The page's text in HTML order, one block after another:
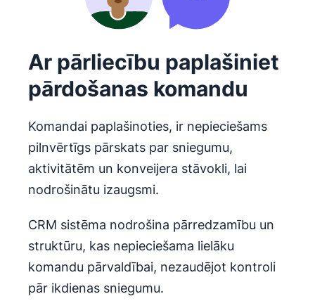
Ar pārliecību paplašiniet
pārdošanas komandu
Komandai paplašinoties, ir nepieciešams
pilnvērtīgs pārskats par sniegumu,
aktivitātēm un konveijera stāvokli, lai
nodrošinātu izaugsmi.
CRM sistēma nodrošina pārredzamību un
struktūru, kas nepieciešama lielāku
komandu pārvaldībai, nezaudējot kontroli
pār ikdienas sniegumu.